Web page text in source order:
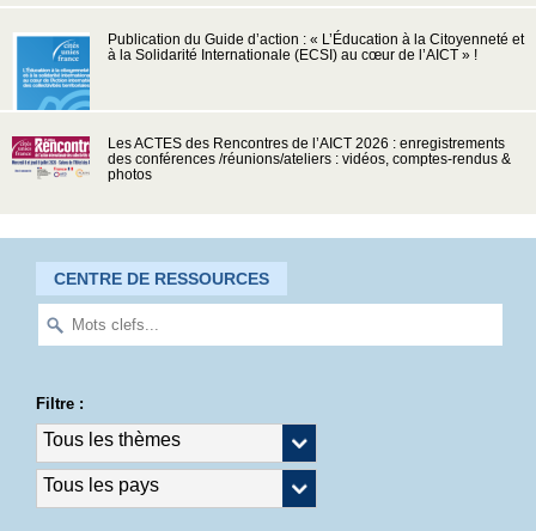
Publication du Guide d’action : « L’Éducation à la Citoyenneté et
à la Solidarité Internationale (ECSI) au cœur de l’AICT » !
Les ACTES des Rencontres de l’AICT 2026 : enregistrements
des conférences /réunions/ateliers : vidéos, comptes-rendus &
photos
CENTRE DE RESSOURCES
Filtre :